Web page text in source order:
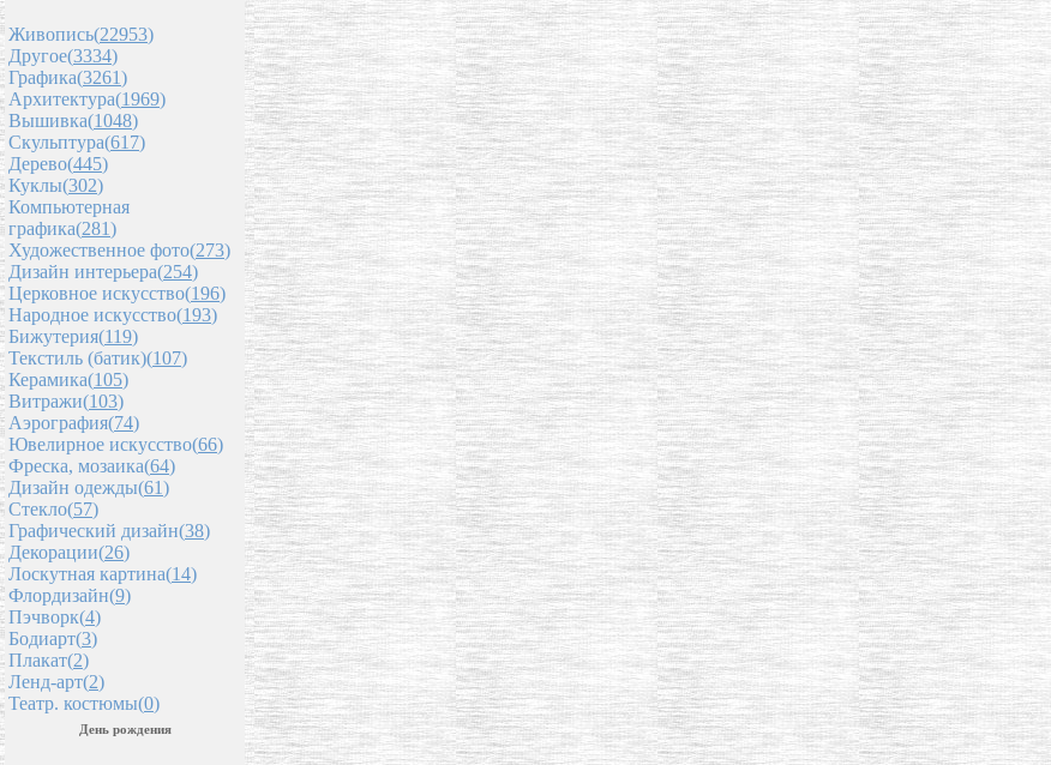
Живопись(22953)
Другое(3334)
Графика(3261)
Архитектура(1969)
Вышивка(1048)
Скульптура(617)
Дерево(445)
Куклы(302)
Компьютерная
графика(281)
Художественное фото(273)
Дизайн интерьера(254)
Церковное искусство(196)
Народное искусство(193)
Бижутерия(119)
Текстиль (батик)(107)
Керамика(105)
Витражи(103)
Аэрография(74)
Ювелирное искусство(66)
Фреска, мозаика(64)
Дизайн одежды(61)
Стекло(57)
Графический дизайн(38)
Декорации(26)
Лоскутная картина(14)
Флордизайн(9)
Пэчворк(4)
Бодиарт(3)
Плакат(2)
Ленд-арт(2)
Театр. костюмы(0)
День рождения